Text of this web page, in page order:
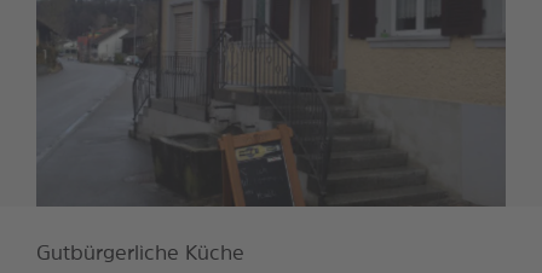
Gutbürgerliche Küche